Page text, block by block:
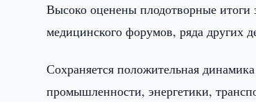
Высоко оценены плодотворные итоги
медицинского форумов, ряда других
Сохраняется положительная
промышленности, энергетики,